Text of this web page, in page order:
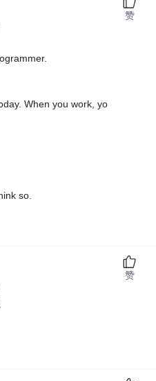
When you work, yo
so.
赞
赞